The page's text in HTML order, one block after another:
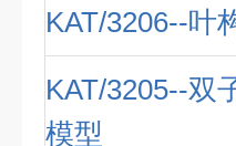
KAT/3206--叶
KAT/3205--双
模型